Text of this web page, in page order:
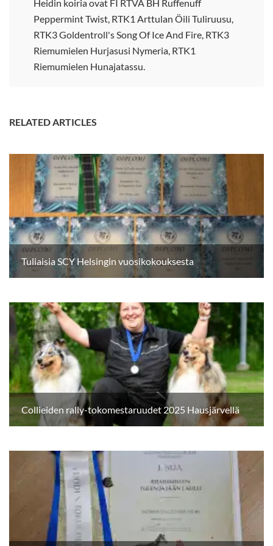
Heidin koiria ovat FI RTVA BH Ruffenuff
Peppermint Twist, RTK1 Arttulan Öili Tuliruusu,
RTK3 Goldentroll's Song Of Ice And Fire, RTK3
Riemumielen Hurjasusi Nymeria, RTK1
Riemumielen Hunajatassu.
RELATED ARTICLES
Tuliaisia SCY Helsingin vuosikokouksesta
Collieiden rally-tokomestaruudet 2025 Hausjärvellä